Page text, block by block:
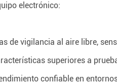
electrónico:
de vigilancia al aire libre,
superiores a
confiable en